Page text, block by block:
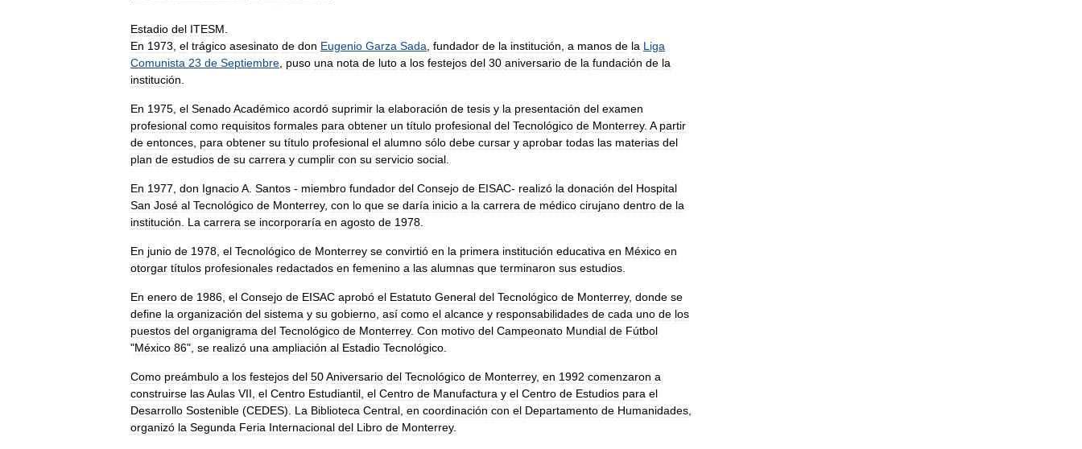
Estadio del ITESM
En 1973 el trágico asesinato de don Eugenio Garza Sada fundador de la institución a manos de la Liga
Comunista 23 de Septiembre puso una nota de luto a los festejos del 30 aniversario de la fundación de la
institución
En 1975 el SenadoAcadémico acordó suprimir la elaboración de tesis y la presentación del examen
profesional como requisitos formales para obtener un título profesional del Tecnológico de Monterrey. A partir
de entonces para obtener su título profesional el alumno sólo debe cursar y aprobar todas las materias del
plan de estudios de su carrera y cumplir con su servicio social
En 1977 don IgnacioA Santos - miembro fundador del Consejo de EISAC- realizó la donación del Hospital
San José al Tecnológico de Monterrey, con lo que se daría inicio a la carrera de médico cirujano dentro de la
institución
La carrera se incorporaría en agosto de 1978
En junio de 1978 el Tecnológico de Monterrey se convirtió en la primera institución educativa en México en
otorgar títulos profesionales redactados en femenino a las alumnas que terminaron sus estudios
En enero de 1986 el Consejo de EISAC aprobó el Estatuto General del Tecnológico de Monterrey, donde se
define la organización del sistema y su gobierno así como el alcance y responsabilidades de cada uno de los
puestos del organigrama del Tecnológico de Monterrey. Con motivo del Campeonato Mundial de Fútbol
"México 86", se realizó una ampliación al Estadio Tecnológico
Como preámbulo a los festejos del 50Aniversario del Tecnológico de Monterrey, en 1992 comenzaron a
construirse lasAulas VII el Centro Estudiantil el Centro de Manufactura y el Centro de Estudios para el
Desarrollo Sostenible (CEDES). La Biblioteca Central en coordinación con el Departamento de Humanidades
organizó la Segunda Feria Internacional del Libro de Monterrey.